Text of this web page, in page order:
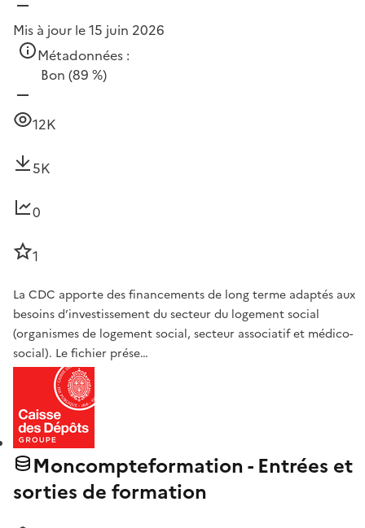
Mis à jour le 15 juin 2026
Métadonnées :
Bon (89 %)
12K
5K
0
1
La CDC apporte des financements de long terme adaptés aux
besoins d’investissement du secteur du logement social
(organismes de logement social, secteur associatif et médico-
social). Le fichier prése…
Moncompteformation - Entrées et
sorties de formation